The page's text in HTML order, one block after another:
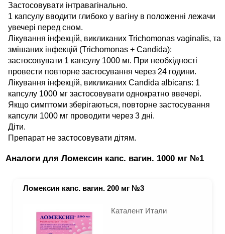
Застосовувати інтравагінально.
1 капсулу вводити глибоко у вагіну в положенні лежачи
увечері перед сном.
Лікування інфекцій, викликаних Trichomonas vaginalis, та
змішаних інфекцій (Trichomonas + Candida):
застосовувати 1 капсулу 1000 мг. При необхідності
провести повторне застосування через 24 години.
Лікування інфекцій, викликаних Candida albicans: 1
капсулу 1000 мг застосовувати однократно ввечері.
Якщо симптоми зберігаються, повторне застосування
капсули 1000 мг проводити через 3 дні.
Діти.
Препарат не застосовувати дітям.
Аналоги для Ломексин капс. вагин. 1000 мг №1
Ломексин капс. вагин. 200 мг №3
Каталент Итали